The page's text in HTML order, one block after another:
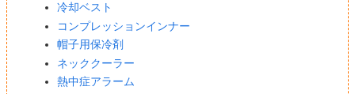
冷却ベスト
コンプレッションインナー
帽子用保冷剤
ネッククーラー
熱中症アラーム